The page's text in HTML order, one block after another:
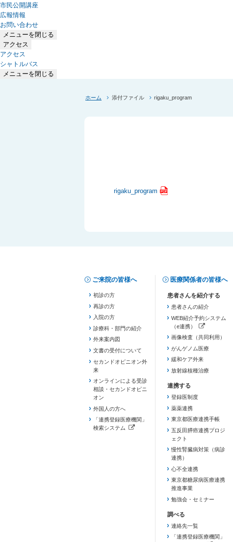
（新しいタブで開きます）
市民公開講座
広報情報
お問い合わせ
メニューを閉じる
アクセス
アクセス
シャトルバス
メニューを閉じる
ホーム 添付ファイル rigaku_program
rigaku_program
ご来院の皆様へ
初診の方
再診の方
入院の方
診療科・部門の紹介
外来案内図
文書の受付について
セカンドオピニオン外
来
オンラインによる受診
相談・セカンドオピニ
オン
外国人の方へ
「連携登録医療機関」
検索システム
医療関係者の皆様へ
患者さんの紹介
WEB紹介予約システム
（e連携）
（新しいタブで開きます）
画像検査（共同利用）
がんゲノム医療
緩和ケア外来
放射線核種治療
登録医制度
薬薬連携
東京都医療連携手帳
五反田膵癌連携プロジ
ェクト
慢性腎臓病対策（病診
連携）
心不全連携
東京都糖尿病医療連携
推進事業
勉強会・セミナー
連絡先一覧
「連携登録医療機関」